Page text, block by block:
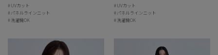
UVカット
パネルラインニット
洗濯機OK
UVカット
パネルラインニット
洗濯機OK